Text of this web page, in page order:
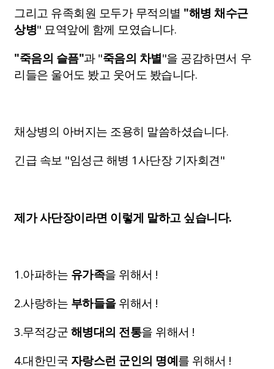
그리고 유족회원 모두가 무적의별 "해병 채수근
상병" 묘역앞에 함께 모였습니다.
"죽음의 슬픔"과 "죽음의 차별"을 공감하면서 우
리들은 울어도 봤고 웃어도 봤습니다.
채상병의 아버지는 조용히 말씀하셨습니다.
긴급 속보 "임성근 해병 1사단장 기자회견"
제가 사단장이라면 이렇게 말하고 싶습니다.
1.아파하는 유가족을 위해서 !
2.사랑하는 부하들을위해서 !
3.무적강군 해병대의 전통을 위해서 !
4.대한민국 자랑스런 군인의 명예를 위해서 !